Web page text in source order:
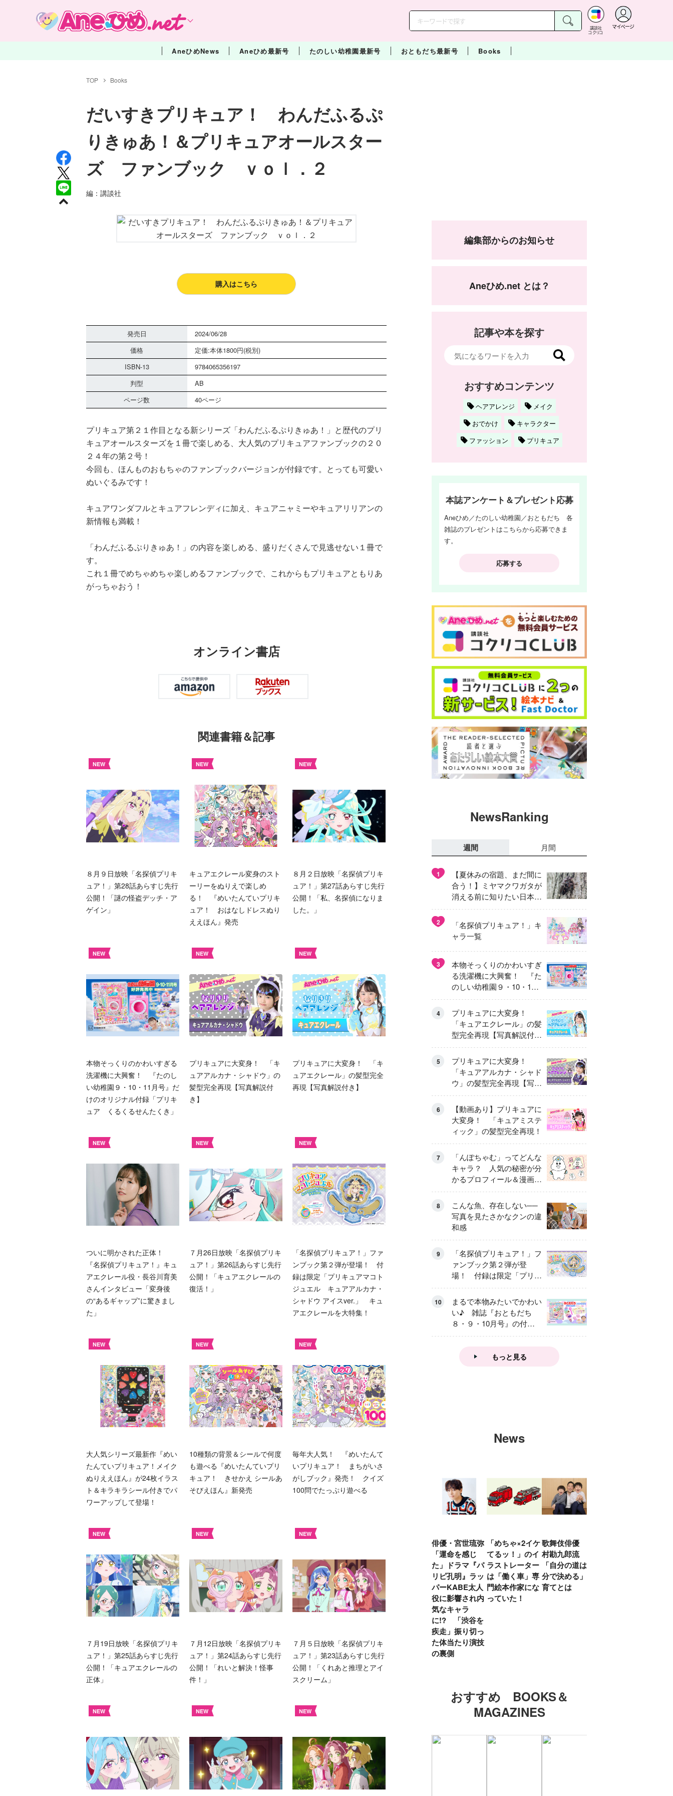
講談社
コクリコ
マイページ
AneひめNews Aneひめ最新号 たのしい幼稚園最新号 おともだち最新号 Books
TOP Books
だいすきプリキュア！ わんだふるぷ
りきゅあ！＆プリキュアオールスター
ズ ファンブック ｖｏｌ．２
編：講談社
購入はこちら
発売日
2024/06/28
価格
定価:本体1800円(税別)
ISBN-13
9784065356197
判型
AB
ページ数
40ページ
プリキュア第２１作目となる新シリーズ「わんだふるぷりきゅあ！」と歴代のプリ
キュアオールスターズを１冊で楽しめる、大人気のプリキュアファンブックの２０
２４年の第２号！
今回も、ほんものおもちゃのファンブックバージョンが付録です。とっても可愛い
ぬいぐるみです！
キュアワンダフルとキュアフレンディに加え、キュアニャミーやキュアリリアンの
新情報も満載！
「わんだふるぷりきゅあ！」の内容を楽しめる、盛りだくさんで見逃せない１冊で
す。
これ１冊でめちゃめちゃ楽しめるファンブックで、これからもプリキュアともりあ
がっちゃおう！
オンライン書店
関連書籍＆記事
NEW
８月９日放映「名探偵プリキ
ュア！」第28話あらすじ先行
公開！「謎の怪盗デッチ・ア
ゲイン」
NEW
キュアエクレール変身のスト
ーリーをぬりえで楽しめ
る！ 『めいたんていプリキ
ュア！ おはなしドレスぬり
ええほん』発売
NEW
８月２日放映「名探偵プリキ
ュア！」第27話あらすじ先行
公開！「私、名探偵になりま
した。」
NEW
本物そっくりのかわいすぎる
洗濯機に大興奮！ 『たのし
い幼稚園９・10・11月号』だ
けのオリジナル付録「プリキ
ュア くるくるせんたくき」
NEW
プリキュアに大変身！ 「キ
ュアアルカナ・シャドウ」の
髪型完全再現【写真解説付
き】
NEW
プリキュアに大変身！ 「キ
ュアエクレール」の髪型完全
再現【写真解説付き】
NEW
ついに明かされた正体！
『名探偵プリキュア！』キュ
アエクレール役・長谷川育美
さんインタビュー「変身後
の“あるギャップ”に驚きまし
た」
NEW
７月26日放映「名探偵プリキ
ュア！」第26話あらすじ先行
公開！「キュアエクレールの
復活！」
NEW
「名探偵プリキュア！」ファ
ンブック第２弾が登場！ 付
録は限定「プリキュアマコト
ジュエル キュアアルカナ・
シャドウ アイスver.」 キュ
アエクレールを大特集！
NEW
大人気シリーズ最新作『めい
たんていプリキュア！メイク
ぬりええほん』が24枚イラス
ト＆キラキラシール付きでパ
ワーアップして登場！
NEW
10種類の背景＆シールで何度
も遊べる『めいたんていプリ
キュア！ きせかえ シールあ
そびえほん』新発売
NEW
毎年大人気！ 『めいたんて
いプリキュア！ まちがいさ
がしブック』発売！ クイズ
100問でたっぷり遊べる
NEW
７月19日放映「名探偵プリキ
ュア！」第25話あらすじ先行
公開！「キュアエクレールの
正体」
NEW
７月12日放映「名探偵プリキ
ュア！」第24話あらすじ先行
公開！「れいと解決！怪事
件！」
NEW
７月５日放映「名探偵プリキ
ュア！」第23話あらすじ先行
公開！「くれあと推理とアイ
スクリーム」
NEW NEW NEW
編集部からのお知らせ
Aneひめ.net とは？
記事や本を探す
おすすめコンテンツ
ヘアアレンジ
メイク
おでかけ
キャラクター
ファッション
プリキュア
本誌アンケート＆プレゼント応募
Aneひめ／たのしい幼稚園／おともだち 各
雑誌のプレゼントはこちらから応募できま
す。
応募する
NewsRanking
週間 月間
1
【夏休みの宿題、まだ間に
合う！】ミヤマクワガタが
消える前に知りたい日本の
異変
2
「名探偵プリキュア！」キ
ャラ一覧
3
本物そっくりのかわいすぎ
る洗濯機に大興奮！ 『た
のしい幼稚園９・10・11
月号』だけのオリジナル付
録「プリキュア くるくる
せんたくき」
4
プリキュアに大変身！
「キュアエクレール」の髪
型完全再現【写真解説付
き】
5
プリキュアに大変身！
「キュアアルカナ・シャド
ウ」の髪型完全再現【写真
解説付き】
6
【動画あり】プリキュアに
大変身！ 「キュアミステ
ィック」の髪型完全再現！
7
「んぽちゃむ」ってどんな
キャラ？ 人気の秘密が分
かるプロフィール＆漫画ま
とめ
8
こんな魚、存在しない──
写真を見たさかなクンの違
和感
9
「名探偵プリキュア！」フ
ァンブック第２弾が登
場！ 付録は限定「プリキ
ュアマコトジュエル キュ
アアルカナ・シャドウ ア
イスver.」 キュアエクレ
ールを大特集！
10
まるで本物みたいでかわい
い♪ 雑誌『おともだち
８・９・10月号』の付録
は『サーティワン アイス
もっと見る
News
俳優・宮世琉弥
「運命を感じ
た」ドラマ『パ
リピ孔明』ラッ
パーKABE太人
役に影響され内
気なキャラ
に!? 「渋谷を
疾走」振り切っ
た体当たり演技
の裏側
「めちゃ×2イケ
てるッ！」のイ
ラストレーター
は「働く車」専
門絵本作家にな
っていた！
歌舞伎俳優 中
村勘九郎流
「自分の道は自
分で決める」子
育てとは
おすすめ BOOKS＆
MAGAZINES